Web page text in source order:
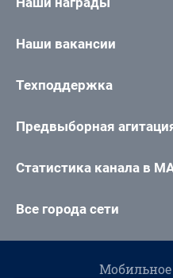
Наши вакансии
Техподдержка
Предвыборная
Статистика канала в
Все города сети